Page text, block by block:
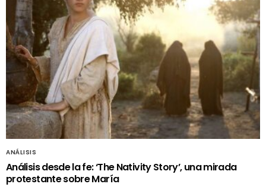
ANÁLISIS
Análisis desde la fe: ‘The Nativity Story’, una mirada
protestante sobre María